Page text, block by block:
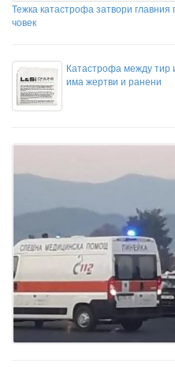
Тежка катастрофа затвори
човек
Катастрофа между тир
има жертви и ранени